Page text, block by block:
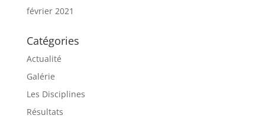
février 2021
Catégories
Actualité
Galérie
Les Disciplines
Résultats